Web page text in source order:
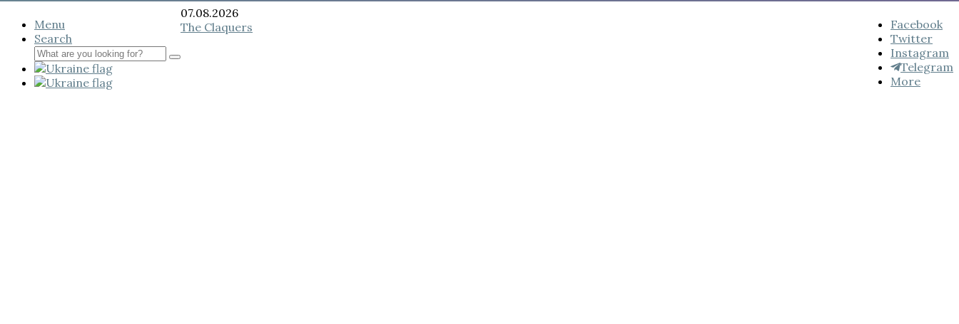
07.08.2026
Menu
Search
Facebook
Twitter
Instagram
Telegram
More
The Claquers